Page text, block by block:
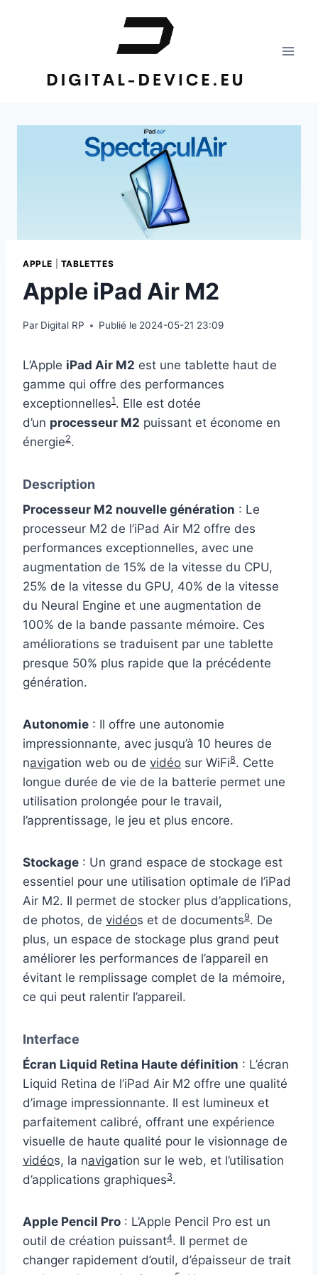
APPLE TABLETTES
Apple iPad Air M2
Par Digital RP Publié le 2024-05-21 23:09
L’Apple iPad Air M2 est une tablette haut de
gamme qui offre des performances
exceptionnelles1. Elle est dotée
d’un processeur M2 puissant et économe en
énergie2.
Description
Processeur M2 nouvelle génération : Le
processeur M2 de l’iPad Air M2 offre des
performances exceptionnelles, avec une
augmentation de 15% de la vitesse du CPU,
25% de la vitesse du GPU, 40% de la vitesse
du Neural Engine et une augmentation de
100% de la bande passante mémoire. Ces
améliorations se traduisent par une tablette
presque 50% plus rapide que la précédente
génération.
Autonomie : Il offre une autonomie
impressionnante, avec jusqu’à 10 heures de
navigation web ou de vidéo sur WiFi8. Cette
longue durée de vie de la batterie permet une
utilisation prolongée pour le travail,
l’apprentissage, le jeu et plus encore.
Stockage : Un grand espace de stockage est
essentiel pour une utilisation optimale de l’iPad
Air M2. Il permet de stocker plus d’applications,
de photos, de vidéos et de documents9. De
plus, un espace de stockage plus grand peut
améliorer les performances de l’appareil en
évitant le remplissage complet de la mémoire,
ce qui peut ralentir l’appareil.
Interface
Écran Liquid Retina Haute définition : L’écran
Liquid Retina de l’iPad Air M2 offre une qualité
d’image impressionnante. Il est lumineux et
parfaitement calibré, offrant une expérience
visuelle de haute qualité pour le visionnage de
vidéos, la navigation sur le web, et l’utilisation
d’applications graphiques3.
Apple Pencil Pro : L’Apple Pencil Pro est un
outil de création puissant4. Il permet de
changer rapidement d’outil, d’épaisseur de trait